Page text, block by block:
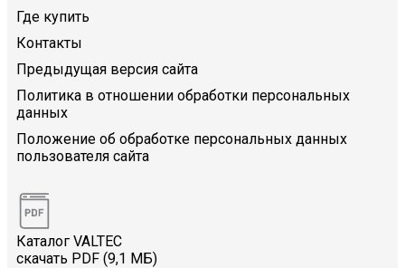
Где купить
Контакты
Предыдущая версия сайта
Политика в отношении обработки персональных
данных
Положение об обработке персональных данных
пользователя сайта
Каталог VALTEC
скачать PDF (9,1 МБ)